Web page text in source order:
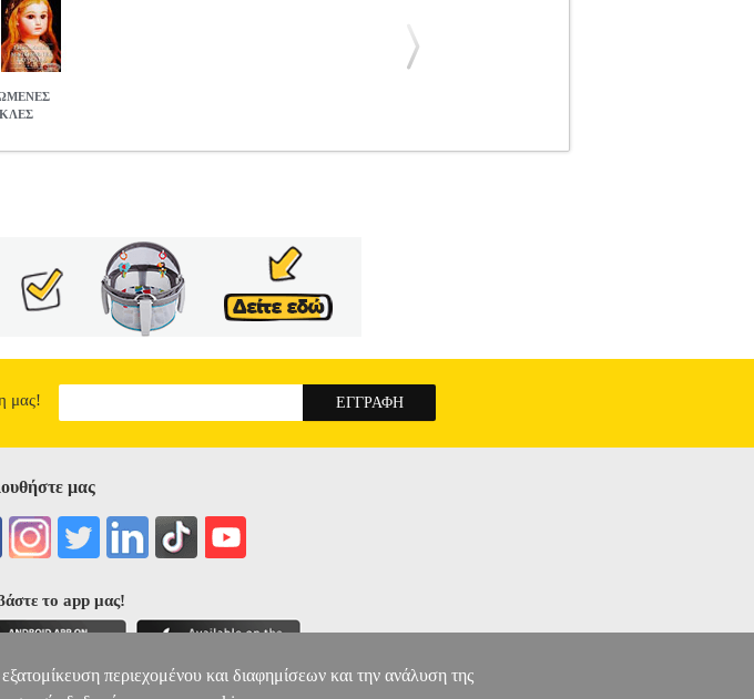
να εργάζεται σαν πωλήτρια ενώ το βράδυ, έχοντας πάθος για το παιδικό
συζούν, κάνουν όνειρα. Αλλά το πείσμα της αυταρχικής μητέρας του Κωνσταντή
από την άλλη, χωρίζει το ζευγάρι φέρνοντας σκοτάδι και δυστυχία
κερδίσει το αναγνωστικό κοινό μπαίνοντας βαθιά μες στις καρδιές μας, μια
τις ζωές των νέων ανθρώπων με τραγικά επακόλουθα.
12.2
μας!
μας
το app μας!
περιεχομένου και διαφημίσεων και την ανάλυση της